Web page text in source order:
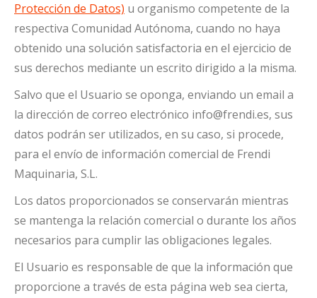
Protección de Datos) u organismo competente de la
respectiva Comunidad Autónoma, cuando no haya
obtenido una solución satisfactoria en el ejercicio de
sus derechos mediante un escrito dirigido a la misma.
Salvo que el Usuario se oponga, enviando un email a
la dirección de correo electrónico info@frendi.es, sus
datos podrán ser utilizados, en su caso, si procede,
para el envío de información comercial de Frendi
Maquinaria, S.L.
Los datos proporcionados se conservarán mientras
se mantenga la relación comercial o durante los años
necesarios para cumplir las obligaciones legales.
El Usuario es responsable de que la información que
proporcione a través de esta página web sea cierta,